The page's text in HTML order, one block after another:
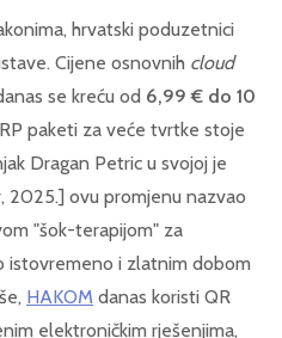
hrvatski poduzetnici
Cijene osnovnih cloud
se kreću od 6,99 € do 10
paketi za veće tvrtke stoje
Dragan Petric u svojoj je
2025.] ovu promjenu nazvao
"šok-terapijom" za
istovremeno i zlatnim dobom
HAKOM danas koristi QR
elektroničkim rješenjima,